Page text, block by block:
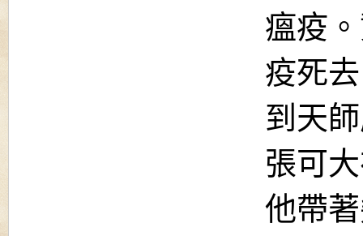
瘟疫
疫死
到天
張可
他帶